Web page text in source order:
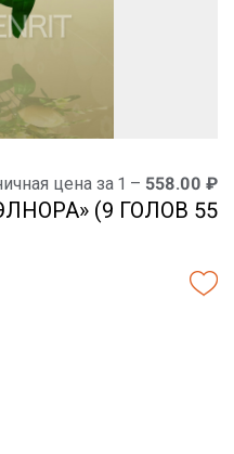
цена за 1 – 558.00 ₽
(9 ГОЛОВ 55